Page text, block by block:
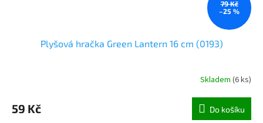
79 Kč
–25 %
Plyšová hračka Green Lantern 16 cm (0193)
Skladem (6 ks)
59 Kč Do košíku